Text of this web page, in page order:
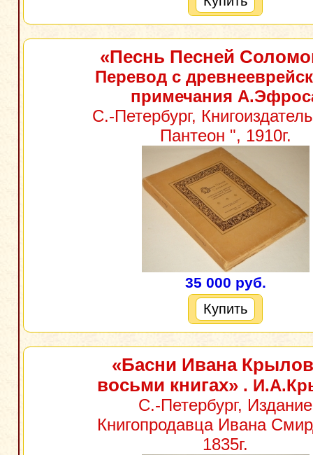
«Песнь Песней
Перевод с
примечания
С.-Петербург,
Пантеон ", 1910г.
35 000 руб.
Купить
«Басни Ивана
восьми книгах» .
С.-Петербург, Издание
Книгопродавца Ивана
1835г.